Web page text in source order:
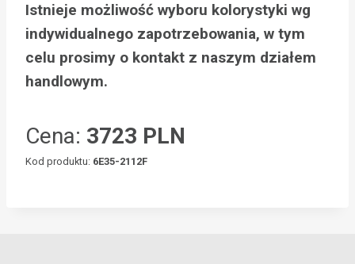
Istnieje możliwość wyboru kolorystyki wg
indywidualnego zapotrzebowania, w tym
celu prosimy o kontakt z naszym działem
handlowym.
Cena: 3723 PLN
Kod produktu: 6E35-2112F